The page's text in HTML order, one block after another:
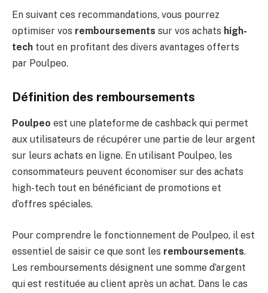
En suivant ces recommandations, vous pourrez
optimiser vos remboursements sur vos achats high-
tech tout en profitant des divers avantages offerts
par Poulpeo.
Définition des remboursements
Poulpeo est une plateforme de cashback qui permet
aux utilisateurs de récupérer une partie de leur argent
sur leurs achats en ligne. En utilisant Poulpeo, les
consommateurs peuvent économiser sur des achats
high-tech tout en bénéficiant de promotions et
d’offres spéciales.
Pour comprendre le fonctionnement de Poulpeo, il est
essentiel de saisir ce que sont les remboursements.
Les remboursements désignent une somme d’argent
qui est restituée au client après un achat. Dans le cas